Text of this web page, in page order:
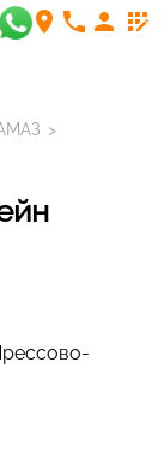
room phone person app_registration
>